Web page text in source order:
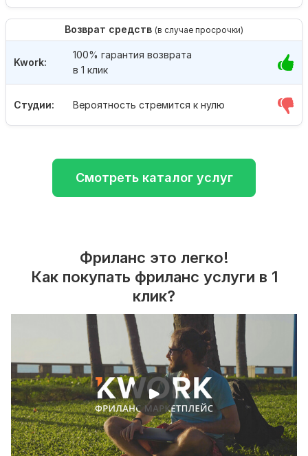
Возврат средств (в случае просрочки)
Студии: Вероятность стремится к нулю
Kwork:
100% гарантия возврата
в 1 клик
Смотреть каталог услуг
Фриланс это легко!
Как покупать фриланс услуги в 1
клик?